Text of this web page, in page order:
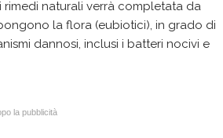
rimedi naturali verrà completata da
la flora (eubiotici), in grado di
dannosi, inclusi i batteri nocivi e
la pubblicità